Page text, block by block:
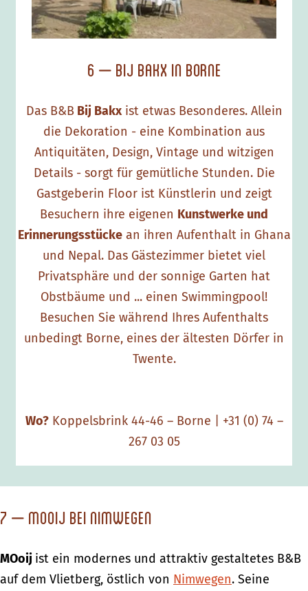
6 – Bij Bakx in Borne
Das B&BBij Bakxist etwas Besonderes. Allein
die Dekoration - eine Kombination aus
Antiquitäten, Design, Vintage und witzigen
Details - sorgt für gemütliche Stunden. Die
Gastgeberin Floor ist Künstlerin und zeigt
Besuchern ihre eigenen Kunstwerke und
Erinnerungsstückean ihren Aufenthalt in Ghana
und Nepal. Das Gästezimmer bietet viel
Privatsphäre und der sonnige Garten hat
Obstbäume und ... einen Swimmingpool!
Besuchen Sie während Ihres Aufenthalts
unbedingt Borne, eines der ältesten Dörfer in
Twente.
Wo?Koppelsbrink 44-46 – Borne | +31 (0) 74 –
267 03 05
7 – MOoij bei Nimwegen
MOoij ist ein modernes und attraktiv gestaltetes B&B
auf dem Vlietberg, östlich von Nimwegen. Seine